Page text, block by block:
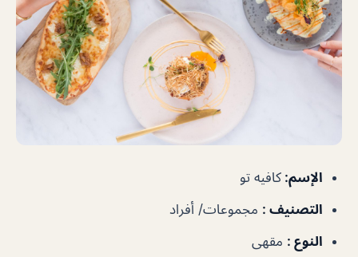
الإسم: كافيه تو
التصنيف : مجموعات/ أفراد
النوع : مقهى